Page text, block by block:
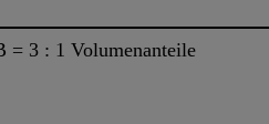
= 3 : 1 Volumenanteile